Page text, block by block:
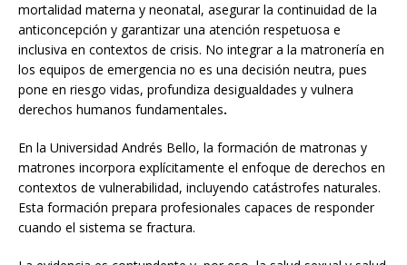
mortalidad materna y neonatal, asegurar la continuidad de la
anticoncepción y garantizar una atención respetuosa e
inclusiva en contextos de crisis. No integrar a la matronería en
los equipos de emergencia no es una decisión neutra, pues
pone en riesgo vidas, profundiza desigualdades y vulnera
derechos humanos fundamentales.
En la Universidad Andrés Bello, la formación de matronas y
matrones incorpora explícitamente el enfoque de derechos en
contextos de vulnerabilidad, incluyendo catástrofes naturales.
Esta formación prepara profesionales capaces de responder
cuando el sistema se fractura.